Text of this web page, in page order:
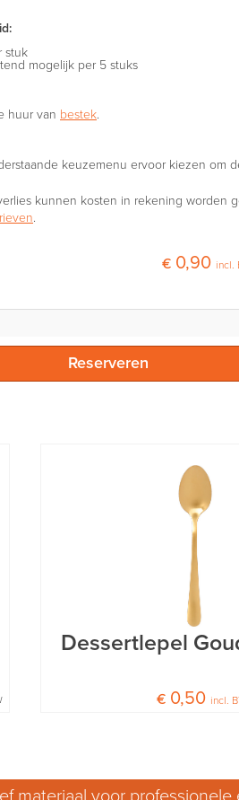
stuk
mogelijk per 5 stuks
huur van bestek.
keuzemenu ervoor kiezen om
kunnen kosten in rekening worden
.
€ 0,90 incl.
Dessertlepel
€ 0,50 incl.
materiaal voor professionele